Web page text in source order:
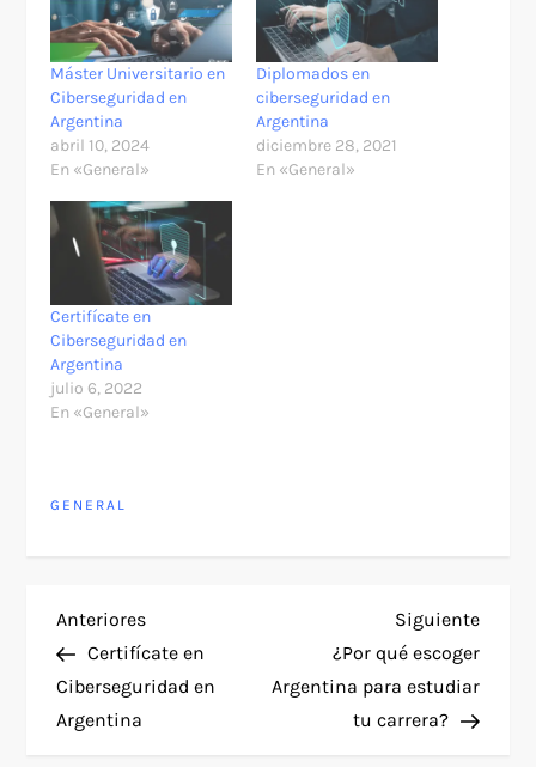
Máster Universitario en
Ciberseguridad en
Argentina
abril 10, 2024
En «General»
Diplomados en
ciberseguridad en
Argentina
diciembre 28, 2021
En «General»
Certifícate en
Ciberseguridad en
Argentina
julio 6, 2022
En «General»
GENERAL
N
a
v
Entrada
anterior
Anteriores
Certifícate en
Ciberseguridad en
Argentina
Siguiente
¿Por qué escoger
Argentina para estudiar
tu carrera?